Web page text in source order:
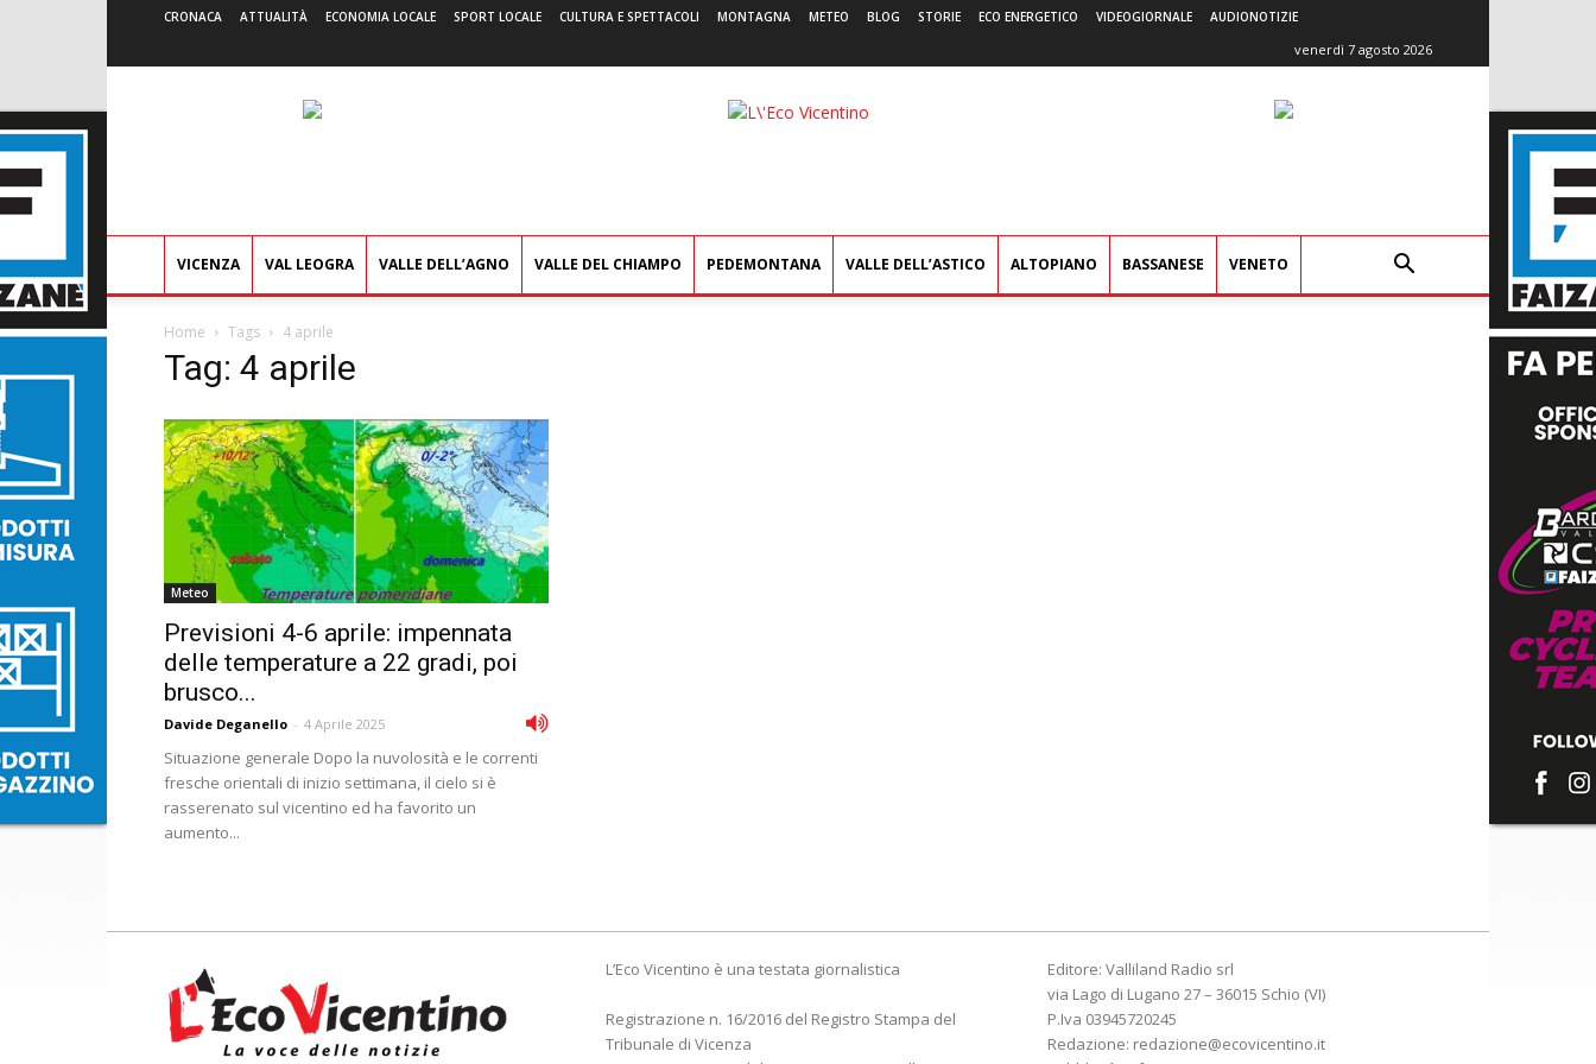
CRONACA ATTUALITÀ ECONOMIA LOCALE SPORT LOCALE CULTURA E SPETTACOLI MONTAGNA METEO BLOG STORIE ECO ENERGETICO VIDEOGIORNALE AUDIONOTIZIE
venerdì 7 agosto 2026
L'Eco
VICENZA VAL LEOGRA VALLE DELL’AGNO VALLE DEL CHIAMPO PEDEMONTANA VALLE DELL’ASTICO ALTOPIANO BASSANESE VENETO
Home Tags 4 aprile
Tag: 4 aprile
Meteo
Previsioni 4-6 aprile: impennata
delle temperature a 22 gradi, poi
brusco...
Davide Deganello - 4 Aprile 2025
Situazione generale Dopo la nuvolosità e le correnti
fresche orientali di inizio settimana, il cielo si è
rasserenato sul vicentino ed ha favorito un
aumento...
L’Eco Vicentino è una testata giornalistica
Registrazione n. 16/2016 del Registro Stampa del
Tribunale di Vicenza
Editore: Valliland Radio srl
via Lago di Lugano 27 – 36015 Schio (VI)
P.Iva 03945720245
Redazione: redazione@ecovicentino.it